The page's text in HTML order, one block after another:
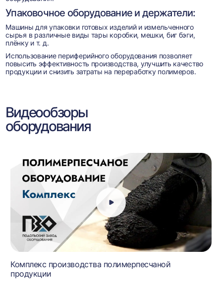
Упаковочное оборудование и держатели:
Машины для упаковки готовых изделий и измельченного
сырья в различные виды тары коробки, мешки, биг бэги,
плёнку и т. д.
Использование периферийного оборудования позволяет
повысить эффективность производства, улучшить качество
продукции и снизить затраты на переработку полимеров.
Видеообзоры
оборудования
Комплекс производства полимерпесчаной
продукции